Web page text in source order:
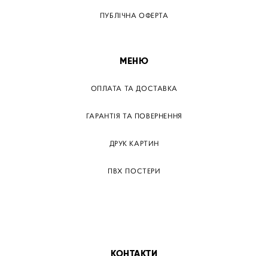
ПУБЛІЧНА ОФЕРТА
МЕНЮ
ОПЛАТА ТА ДОСТАВКА
ГАРАНТІЯ ТА ПОВЕРНЕННЯ
ДРУК КАРТИН
ПВХ ПОСТЕРИ
КОНТАКТИ